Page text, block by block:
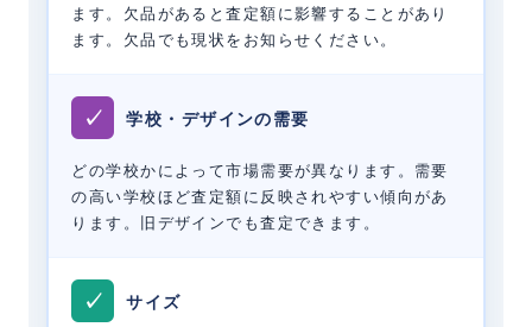
ます。欠品があると査定額に影響することがあり
ます。欠品でも現状をお知らせください。
✓ 学校・デザインの需要
どの学校かによって市場需要が異なります。需要
の高い学校ほど査定額に反映されやすい傾向があ
ります。旧デザインでも査定できます。
✓ サイズ